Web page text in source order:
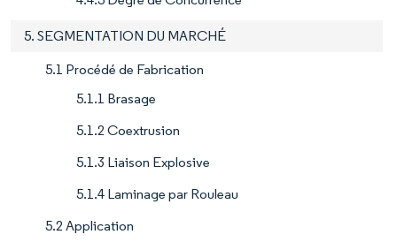
5. SEGMENTATION DU MARCHÉ
5.1 Procédé de Fabrication
5.1.1 Brasage
5.1.2 Coextrusion
5.1.3 Liaison Explosive
5.1.4 Laminage par Rouleau
5.2 Application